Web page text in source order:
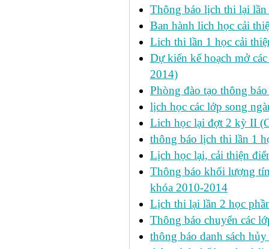
Thông báo lịch thi lại
Ban hành lich học cải
Lich thi lần 1 học cải
Dự kiến kế hoạch mở
2014)
Phòng đào tạo thông
lịch học các lớp song
Lich học lại đợt 2 kỳ II
thông báo lịch thi lần 1
Lịch học lại, cải thiện
Thông báo khối lượng
khóa 2010-2014
Lịch thi lại lần 2 học
Thông báo chuyển các
thông báo danh sách